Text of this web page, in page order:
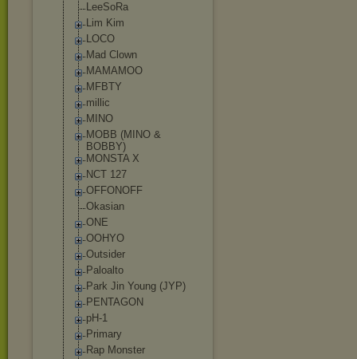
LeeSoRa
Lim Kim
LOCO
Mad Clown
MAMAMOO
MFBTY
millic
MINO
MOBB (MINO &
BOBBY)
MONSTA X
NCT 127
OFFONOFF
Okasian
ONE
OOHYO
Outsider
Paloalto
Park Jin Young (JYP)
PENTAGON
pH-1
Primary
Rap Monster